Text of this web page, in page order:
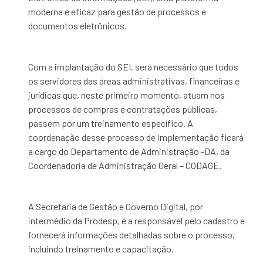
moderna e eficaz para gestão de processos e
documentos eletrônicos.
Com a implantação do SEI, será necessário que todos
os servidores das áreas administrativas, financeiras e
jurídicas que, neste primeiro momento, atuam nos
processos de compras e contratações públicas,
passem por um treinamento específico. A
coordenação desse processo de implementação ficará
a cargo do Departamento de Administração -DA, da
Coordenadoria de Administração Geral – CODAGE.
A Secretaria de Gestão e Governo Digital, por
intermédio da Prodesp, é a responsável pelo cadastro e
fornecerá informações detalhadas sobre o processo,
incluindo treinamento e capacitação.